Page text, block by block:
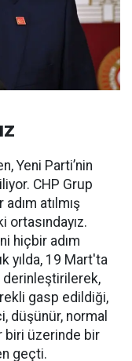
Yeni Parti’nin
CHP Grup
atılmış
ortasındayız.
hiçbir adım
yılda, 19 Mart'ta
gasp edildiği,
düşünür, normal
biri üzerinde bir
geçti.